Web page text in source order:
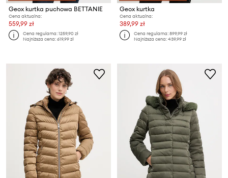
Geox kurtka puchowa BETTANIE
Cena aktualna:
559,99 zł
Cena regularna:1259,90 zł
Najniższa cena:619,99 zł
Geox kurtka
Cena aktualna:
389,99 zł
Cena regularna:899,99 zł
Najniższa cena:439,99 zł